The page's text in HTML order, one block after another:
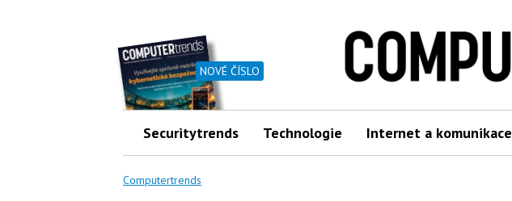
NOVÉ ČÍSLO
Securitytrends Technologie Internet a komunikace
Computertrends